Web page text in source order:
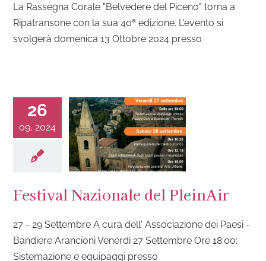
La Rassegna Corale "Belvedere del Piceno" torna a
Ripatransone con la sua 40ª edizione. L'evento si
svolgerà domenica 13 Ottobre 2024 presso
26
09, 2024
Festival Nazionale del PleinAir
27 - 29 Settembre A cura dell' Associazione dei Paesi -
Bandiere Arancioni Venerdì 27 Settembre Ore 18:00:
Sistemazione e equipaggi presso